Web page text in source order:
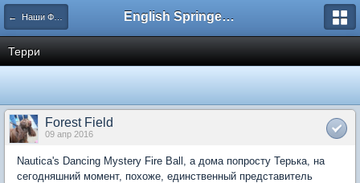
← Наши Филд Спаниели English Springer Spaniel Club
Терри
Forest Field
09 апр 2016
Nautica's Dancing Mystery Fire Ball, а дома попросту Терька, на
сегодняшний момент, похоже, единственный представитель